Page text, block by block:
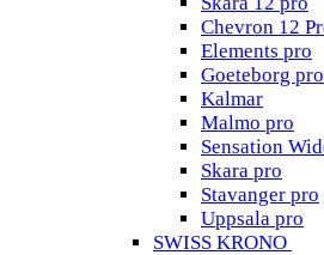
Chevron 12
Elements pro
Goeteborg pro
Kalmar
Malmo pro
Sensation
Skara pro
Stavanger pro
Uppsala pro
SWISS KRONO